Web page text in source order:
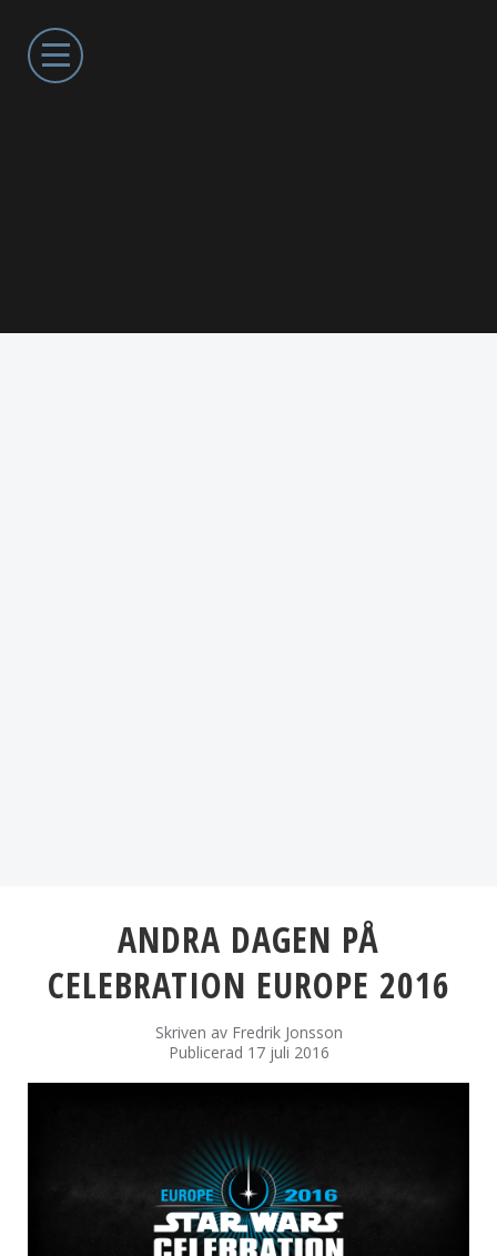
ANDRA DAGEN PÅ
CELEBRATION EUROPE 2016
Skriven av Fredrik Jonsson
Publicerad 17 juli 2016